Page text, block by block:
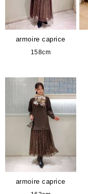
armoire caprice
158cm
armoire caprice